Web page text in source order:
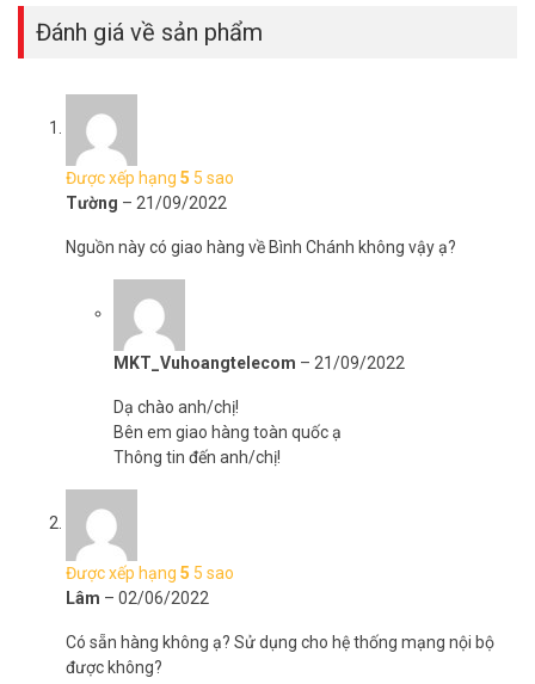
Đánh giá về sản phẩm
Được xếp hạng 5 5 sao
Tường – 21/09/2022
Nguồn này có giao hàng về Bình Chánh không vậy ạ?
MKT_Vuhoangtelecom – 21/09/2022
Dạ chào anh/chị!
Bên em giao hàng toàn quốc ạ
Thông tin đến anh/chị!
Được xếp hạng 5 5 sao
Lâm – 02/06/2022
Có sẵn hàng không ạ? Sử dụng cho hệ thống mạng nội bộ
được không?